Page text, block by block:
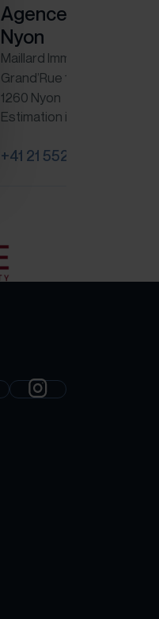
Agence
Nyon
Maillard Immobilier SA
Grand’Rue 15
1260 Nyon
Estimation immobilière à
+41 21 552 41 40